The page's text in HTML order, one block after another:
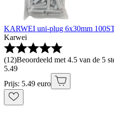
KARWEI uni-plug 6x30mm
Karwei
(12)Beoordeeld met 4.5 van de 5
5.49
Prijs: 5.49 euro